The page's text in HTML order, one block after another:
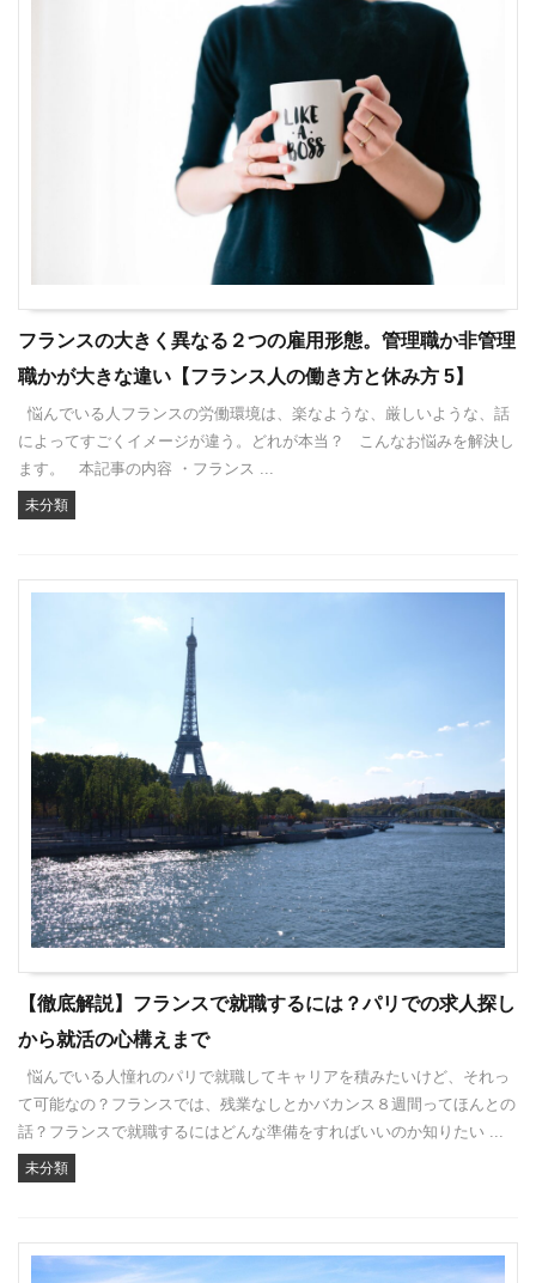
フランスの大きく異なる２つの雇用形態。管理職か非管理
職かが大きな違い【フランス人の働き方と休み方 5】
悩んでいる人フランスの労働環境は、楽なような、厳しいような、話
によってすごくイメージが違う。どれが本当？ こんなお悩みを解決し
ます。 本記事の内容 ・フランス ...
未分類
【徹底解説】フランスで就職するには？パリでの求人探し
から就活の心構えまで
悩んでいる人憧れのパリで就職してキャリアを積みたいけど、それっ
て可能なの？フランスでは、残業なしとかバカンス８週間ってほんとの
話？フランスで就職するにはどんな準備をすればいいのか知りたい ...
未分類